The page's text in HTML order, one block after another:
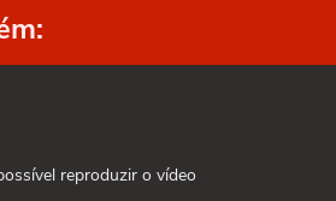
reproduzir o vídeo